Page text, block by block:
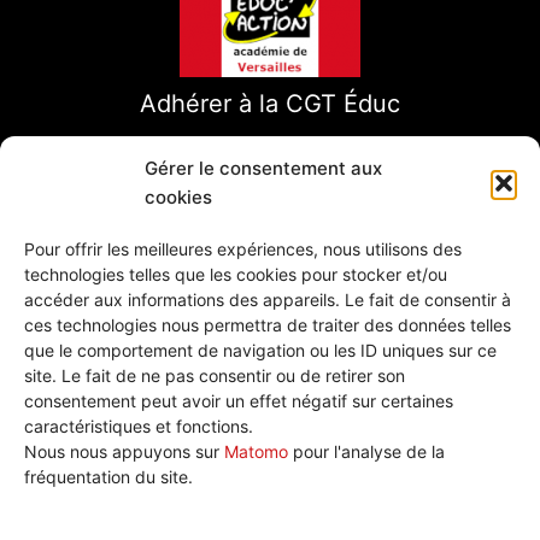
Gérer le consentement aux
cookies
Pour offrir les meilleures expériences, nous utilisons des
technologies telles que les cookies pour stocker et/ou
accéder aux informations des appareils. Le fait de consentir à
ces technologies nous permettra de traiter des données telles
que le comportement de navigation ou les ID uniques sur ce
site. Le fait de ne pas consentir ou de retirer son
consentement peut avoir un effet négatif sur certaines
caractéristiques et fonctions.
Nous nous appuyons sur Matomo pour l'analyse de la
fréquentation du site.
Adhérer à la CGT Éduc
Nous écrire